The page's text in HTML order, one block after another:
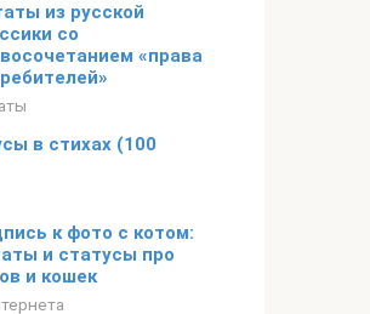
из русской
со
«права
в стихах (100
к фото с котом:
и статусы про
и кошек